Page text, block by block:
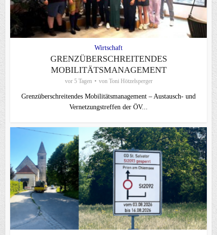
Wirtschaft
GRENZÜBERSCHREITENDES
MOBILITÄTSMANAGEMENT
vor 5 Tagen von Toni Hötzelsperger
Grenzüberschreitendes Mobilitätsmanagement – Austausch- und
Vernetzungstreffen der ÖV...